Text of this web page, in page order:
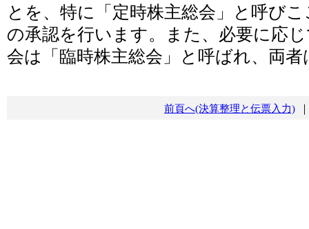
とを、特に「定時株主総会」と呼び
の承認を行います。また、必要に応
会は「臨時株主総会」と呼ばれ、両
前頁へ(決算整理と伝票入力)